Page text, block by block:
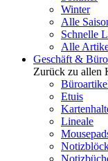
Winter
Alle
Schnelle
Alle
Geschäft & Büro
Zurück zu allen
Etuis
Lineale